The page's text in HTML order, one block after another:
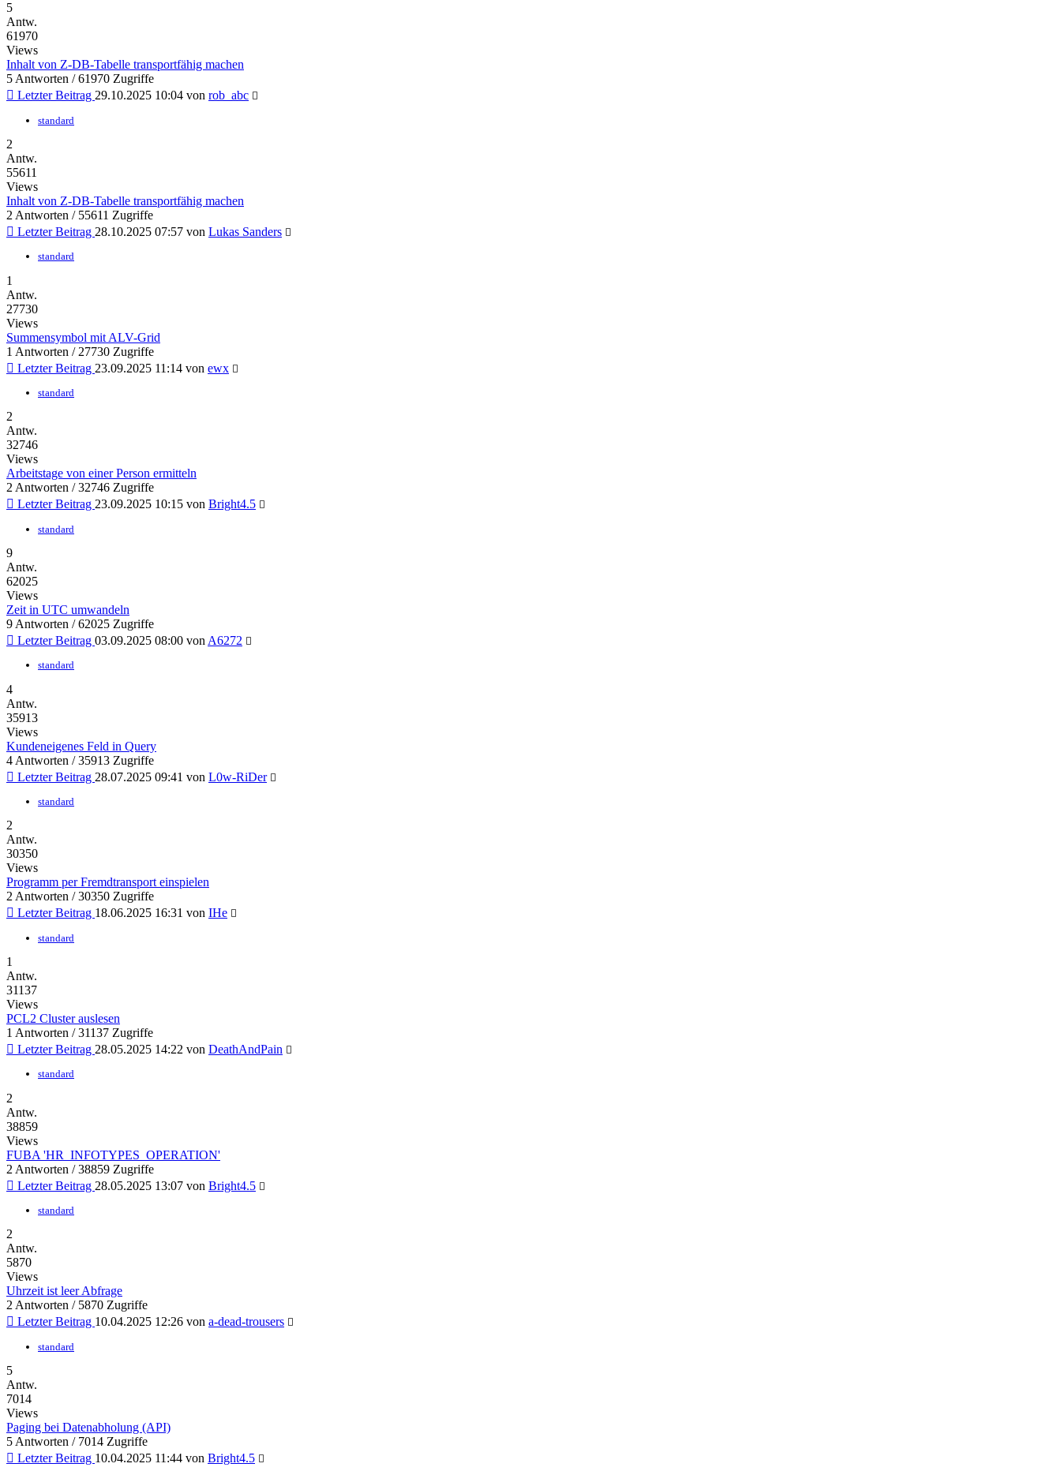
5
Antw.
61970
Views
Inhalt von Z-DB-Tabelle transportfähig machen
5 Antworten / 61970 Zugriffe
Letzter Beitrag 29.10.2025 10:04 von rob_abc
standard
2
Antw.
55611
Views
Inhalt von Z-DB-Tabelle transportfähig machen
2 Antworten / 55611 Zugriffe
Letzter Beitrag 28.10.2025 07:57 von Lukas Sanders
standard
1
Antw.
27730
Views
Summensymbol mit ALV-Grid
1 Antworten / 27730 Zugriffe
Letzter Beitrag 23.09.2025 11:14 von ewx
standard
2
Antw.
32746
Views
Arbeitstage von einer Person ermitteln
2 Antworten / 32746 Zugriffe
Letzter Beitrag 23.09.2025 10:15 von Bright4.5
standard
9
Antw.
62025
Views
Zeit in UTC umwandeln
9 Antworten / 62025 Zugriffe
Letzter Beitrag 03.09.2025 08:00 von A6272
standard
4
Antw.
35913
Views
Kundeneigenes Feld in Query
4 Antworten / 35913 Zugriffe
Letzter Beitrag 28.07.2025 09:41 von L0w-RiDer
standard
2
Antw.
30350
Views
Programm per Fremdtransport einspielen
2 Antworten / 30350 Zugriffe
Letzter Beitrag 18.06.2025 16:31 von IHe
standard
1
Antw.
31137
Views
PCL2 Cluster auslesen
1 Antworten / 31137 Zugriffe
Letzter Beitrag 28.05.2025 14:22 von DeathAndPain
standard
2
Antw.
38859
Views
FUBA 'HR_INFOTYPES_OPERATION'
2 Antworten / 38859 Zugriffe
Letzter Beitrag 28.05.2025 13:07 von Bright4.5
standard
2
Antw.
5870
Views
Uhrzeit ist leer Abfrage
2 Antworten / 5870 Zugriffe
Letzter Beitrag 10.04.2025 12:26 von a-dead-trousers
standard
5
Antw.
7014
Views
Paging bei Datenabholung (API)
5 Antworten / 7014 Zugriffe
Letzter Beitrag 10.04.2025 11:44 von Bright4.5